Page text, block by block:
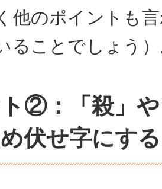
他のポイントも
ることでしょう
②：「殺」
伏せ字にする